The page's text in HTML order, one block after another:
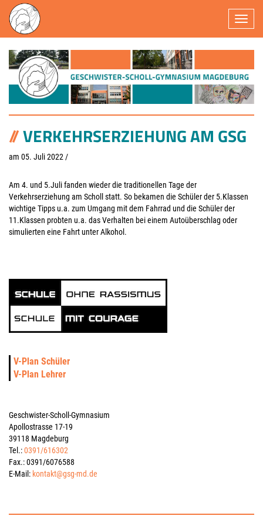
VERKEHRSERZIEHUNG AM GSG
am 05. Juli 2022 /
Am 4. und 5.Juli fanden wieder die traditionellen Tage der
Verkehrserziehung am Scholl statt. So bekamen die Schüler der 5.Klassen
wichtige Tipps u.a. zum Umgang mit dem Fahrrad und die Schüler der
11.Klassen probten u.a. das Verhalten bei einem Autoüberschlag oder
simulierten eine Fahrt unter Alkohol.
V-Plan Schüler
V-Plan Lehrer
Geschwister-Scholl-Gymnasium
Apollostrasse 17-19
39118 Magdeburg
Tel.:0391/616302
Fax.: 0391/6076588
E-Mail: kontakt@gsg-md.de